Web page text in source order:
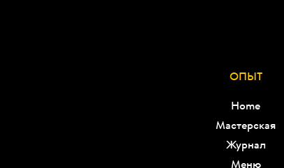
ОПЫТ
Home
Мастерская
Журнал
Меню